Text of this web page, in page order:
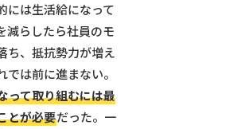
には生活給になって
減らしたら社員のモ
ち、抵抗勢力が増え
では前に進まない。
って取り組むには最
とが必要だった。一